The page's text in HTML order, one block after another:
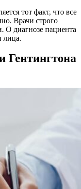
тот факт, что все
Врачи строго
О диагнозе пациента
лица.
Гентингтона